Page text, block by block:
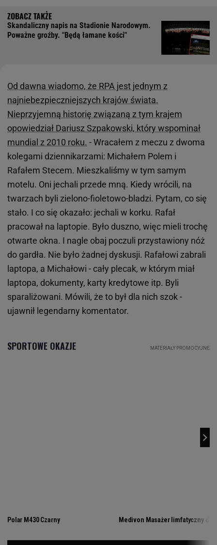
Skandaliczny napis na Stadionie Narodowym.
Poważne groźby. "Będą łamane kości"
Od dawna wiadomo, że RPA jest jednym z
najniebezpieczniejszych krajów świata.
Nieprzyjemną historię związaną z tym krajem
opowiedział Dariusz Szpakowski, który wspominał
mundial z 2010 roku. - Wracałem z meczu z dwoma
kolegami dziennikarzami: Michałem Polem i
Rafałem Stecem. Mieszkaliśmy w tym samym
motelu. Oni jechali przede mną. Kiedy wrócili, na
twarzach byli zielono-fioletowo-bladzi. Pytam, co się
stało. I co się okazało: jechali w korku. Rafał
pracował na laptopie. Było duszno, więc mieli trochę
otwarte okna. I nagle obaj poczuli przystawiony nóż
do gardła. Nie było żadnej dyskusji. Rafałowi zabrali
laptopa, a Michałowi - cały plecak, w którym miał
laptopa, dokumenty, karty kredytowe itp. Byli
sparaliżowani. Mówili, że to był dla nich szok -
ujawnił legendarny komentator.